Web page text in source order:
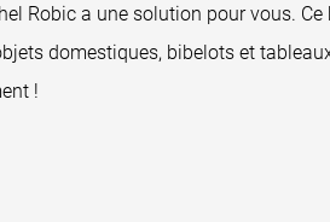
Robic a une solution pour vous.
domestiques, bibelots et
!